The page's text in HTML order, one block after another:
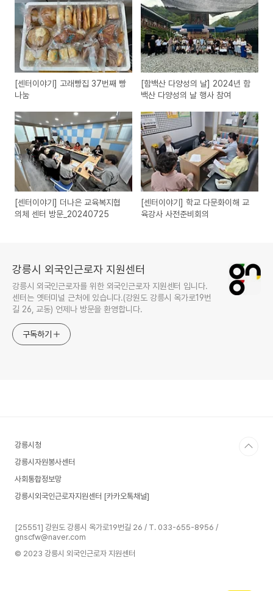
[센터이야기] 고래빵집 37번째 빵
나눔
[함백산 다양성의 날] 2024년 함
백산 다양성의 날 행사 참여
[센터이야기] 더나은 교육복지협
의체 센터 방문_20240725
[센터이야기] 학교 다문화이해 교
육강사 사전준비회의
강릉시 외국인근로자 지원센터
강릉시 외국인근로자를 위한 외국인근로자 지원센터 입니다.
센터는 옛터미널 근처에 있습니다.(강원도 강릉시 옥가로19번
길 26, 교동) 언제나 방문을 환영합니다.
구독하기
강릉시청
강릉시자원봉사센터
사회통합정보망
강릉시외국인근로자지원센터 [카카오톡채널]
[25551] 강원도 강릉시 옥가로19번길 26 / T. 033-655-8956 /
gnscfw@naver.com
© 2023 강릉시 외국인근로자 지원센터